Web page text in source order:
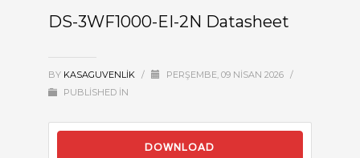
DS-3WF1000-EI-2N Datasheet
BY KASAGUVENLIK / PERŞEMBE, 09 NISAN 2026 /
PUBLISHED IN
DOWNLOAD